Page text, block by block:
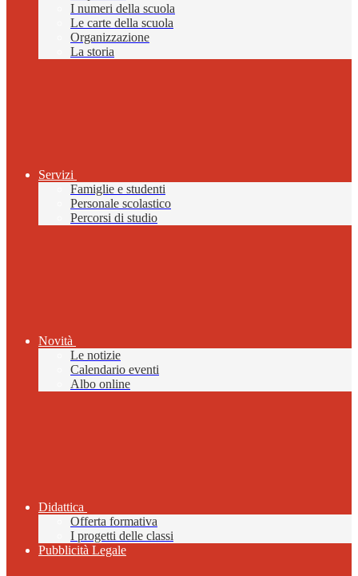
I numeri della scuola
Le carte della scuola
Organizzazione
La storia
Servizi
Famiglie e studenti
Personale scolastico
Percorsi di studio
Novità
Le notizie
Calendario eventi
Albo online
Didattica
Offerta formativa
I progetti delle classi
Pubblicità Legale